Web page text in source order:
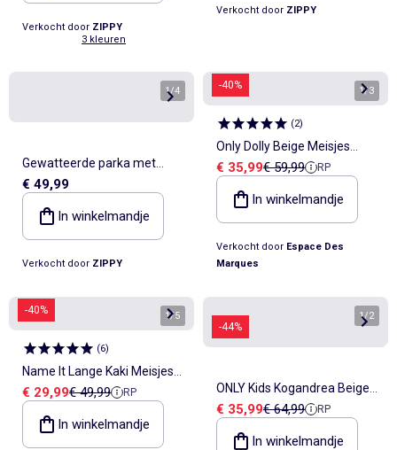
Verkocht door ZIPPY
3 kleuren
Verkocht door ZIPPY
1/4
Gewatteerde parka met
afneembare capuchon en
zakken
€ 49,99
In winkelmandje
Verkocht door ZIPPY
-40% 1/3
(2)
Only Dolly Beige Meisjes
Bodywarmer
Verkoopprijs
€ 35,99Referentieprijs
€ 59,99 RP
In winkelmandje
Verkocht door Espace Des
Marques
-40% 1/5
(6)
Name It Lange Kaki Meisjes
Winterjas
Verkoopprijs
€ 29,99Referentieprijs
€ 49,99 RP
In winkelmandje
-44%
1/2
ONLY Kids Kogandrea Beige
Jas voor Meisjes
Verkoopprijs
€ 35,99Referentieprijs
€ 64,99 RP
In winkelmandje